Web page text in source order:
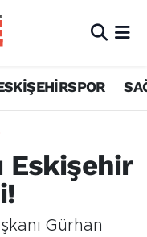
Eskişehir
Gürhan